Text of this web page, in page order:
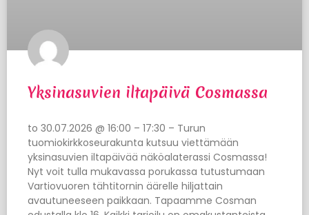
Yksinasuvien iltapäivä Cosmassa
to 30.07.2026 @ 16:00 – 17:30 – Turun
tuomiokirkkoseurakunta kutsuu viettämään
yksinasuvien iltapäivää näköalaterassi Cosmassa!
Nyt voit tulla mukavassa porukassa tutustumaan
Vartiovuoren tähtitornin äärelle hiljattain
avautuneeseen paikkaan. Tapaamme Cosman